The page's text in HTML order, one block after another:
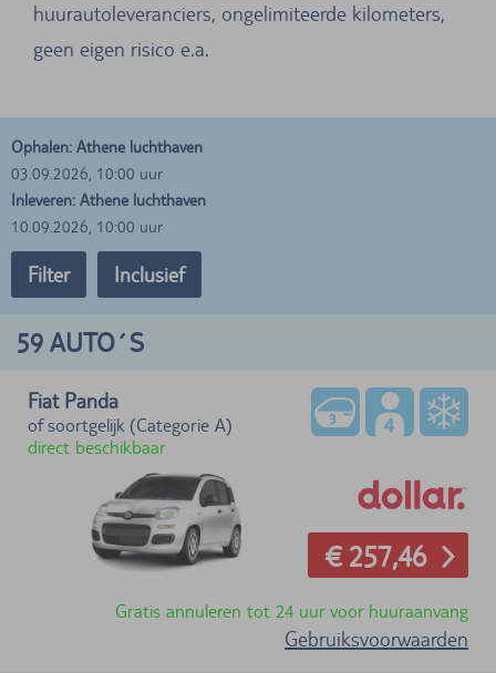
huurautoleveranciers, ongelimiteerde kilometers,
geen eigen risico e.a.
Ophalen: Athene luchthaven
03.09.2026, 10:00 uur
Inleveren: Athene luchthaven
10.09.2026, 10:00 uur
Filter Inclusief
59 AUTO´S
Fiat Panda
of soortgelijk (Categorie A)
direct beschikbaar
€ 257,46
Gratis annuleren tot 24 uur voor huuraanvang
Gebruiksvoorwaarden